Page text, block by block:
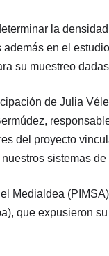
la
en el
su muestreo
de Julia
del proyecto
sistemas
Medialdea
que expusieron